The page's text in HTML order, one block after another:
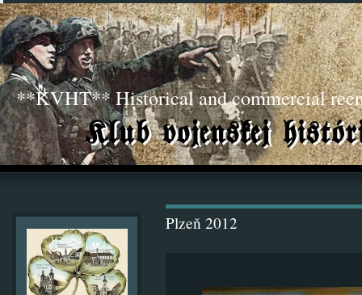
**KVHT** Historical and commercial
Plzeň 2012